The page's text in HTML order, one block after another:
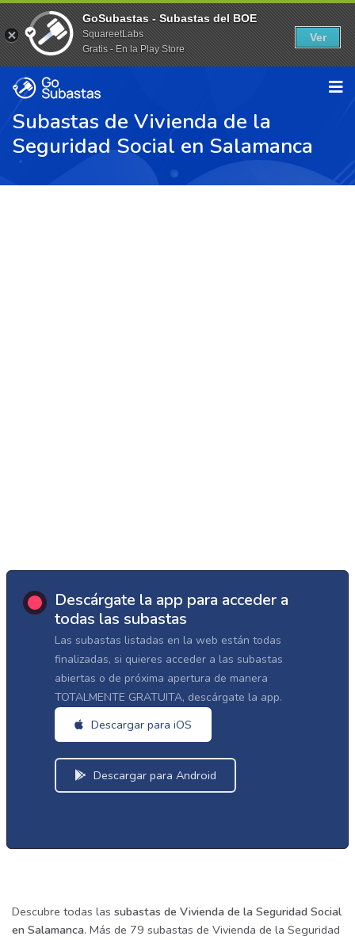
Subastas de Vivienda de la
Seguridad Social en Salamanca
Descárgate la app para acceder a
todas las subastas
Las subastas listadas en la web están todas
finalizadas, si quieres acceder a las subastas
abiertas o de próxima apertura de manera
TOTALMENTE GRATUITA, descárgate la app.
Descargar para iOS
Descargar para Android
Descubre todas las subastas de Vivienda de la Seguridad Social
en Salamanca. Más de 79 subastas de Vivienda de la Seguridad
GoSubastas - Subastas del BOE
SquareetLabs
Gratis - En la Play Store
Ver